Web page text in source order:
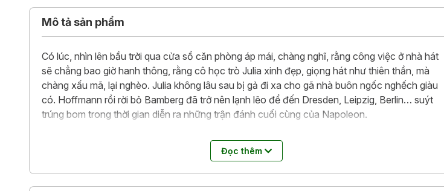
Mô tả sản phẩm
Có lúc, nhìn lên bầu trời qua cửa sổ căn phòng áp mái, chàng nghĩ, rằng công việc ở nhà hát
sẽ chẳng bao giờ hanh thông, rằng cô học trò Julia xinh đẹp, giọng hát như thiên thần, mà
chàng xấu mã, lại nghèo. Julia không lâu sau bị gả đi xa cho gã nhà buôn ngốc nghếch giàu
có. Hoffmann rồi rời bỏ Bamberg đã trở nên lạnh lẽo để đến Dresden, Leipzig, Berlin… suýt
trúng bom trong thời gian diễn ra những trận đánh cuối cùng của Napoleon.
Số phận nghiệt ngã, nhưng cũng biết mủi lòng, có lẽ vào khoảnh khắc chàng nhạc trưởng hẩm
hiu cầm cây bút lông ngỗng chấm mực. E.T.A. HOFFMANN – vì đó chính là chàng - trở thành
Đọc thêm